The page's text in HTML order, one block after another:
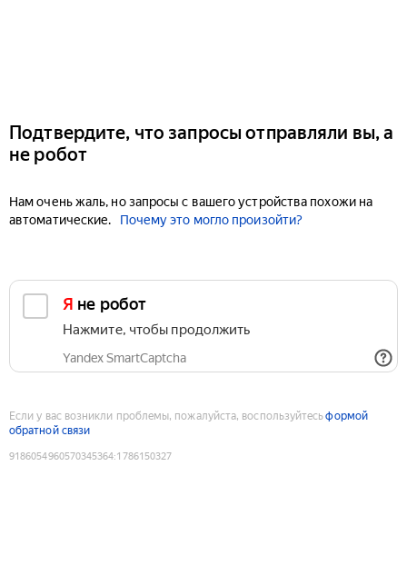
Подтвердите, что запросы отправляли вы, а
не робот
Нам очень жаль, но запросы с вашего устройства похожи на
автоматические.
Почему это могло произойти?
Я не робот
Нажмите, чтобы продолжить
Yandex SmartCaptcha
Если у вас возникли проблемы, пожалуйста, воспользуйтесьформой
обратной связи
9186054960570345364:1786150327